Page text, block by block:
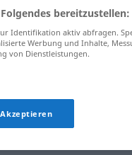
a.)
bereitzustellen:
Identifikation aktiv abfragen.
Werbung und Inhalte,
von Dienstleistungen.
Akzeptieren